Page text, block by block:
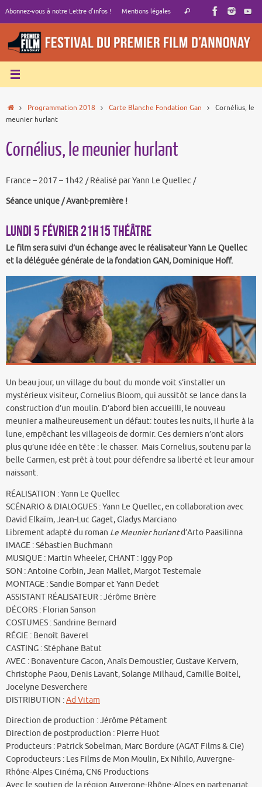
contenu
Abonnez-vous à notre Lettre d’infos ! Mentions légales
Recherche
Rechercher
AccueilProgrammation 2018 Carte Blanche Fondation Gan
Cornélius, le
meunier hurlant
Cornélius, le meunier hurlant
France – 2017 – 1h42 / Réalisé par Yann Le Quellec /
Séance unique / Avant-première !
LUNDI 5 FÉVRIER 21h15 THÉÂTRE
Le film sera suivi d’un échange avec le réalisateur Yann Le Quellec
et la déléguée générale de la fondation GAN, Dominique Hoff.
Un beau jour, un village du bout du monde voit s’installer un
mystérieux visiteur, Cornelius Bloom, qui aussitôt se lance dans la
construction d’un moulin. D’abord bien accueilli, le nouveau
meunier a malheureusement un défaut: toutes les nuits, il hurle à la
lune, empêchant les villageois de dormir. Ces derniers n’ont alors
plus qu’une idée en tête : le chasser. Mais Cornelius, soutenu par la
belle Carmen, est prêt à tout pour défendre sa liberté et leur amour
naissant.
RÉALISATION : Yann Le Quellec
SCÉNARIO & DIALOGUES : Yann Le Quellec, en collaboration avec
David Elkaïm, Jean-Luc Gaget, Gladys Marciano
Librement adapté du roman Le Meunier hurlantd’Arto Paasilinna
IMAGE : Sébastien Buchmann
MUSIQUE : Martin Wheeler, CHANT : Iggy Pop
SON : Antoine Corbin, Jean Mallet, Margot Testemale
MONTAGE : Sandie Bompar et Yann Dedet
ASSISTANT RÉALISATEUR : Jérôme Brière
DÉCORS : Florian Sanson
COSTUMES : Sandrine Bernard
RÉGIE : Benoît Baverel
CASTING : Stéphane Batut
AVEC : Bonaventure Gacon, Anaïs Demoustier, Gustave Kervern,
Christophe Paou, Denis Lavant, Solange Milhaud, Camille Boitel,
Jocelyne Desverchere
DISTRIBUTION :Ad Vitam
Direction de production : Jérôme Pétament
Direction de postproduction : Pierre Huot
Producteurs : Patrick Sobelman, Marc Bordure (AGAT Films & Cie)
Coproducteurs : Les Films de Mon Moulin, Ex Nihilo, Auvergne-
Rhône-Alpes Cinéma, CN6 Productions